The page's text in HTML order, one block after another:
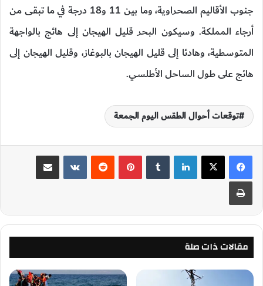
جنوب الأقاليم الصحراوية، وما بين 11 و18 درجة في ما تبقى من
أرجاء المملكة. وسيكون البحر قليل الهيجان إلى هائج بالواجهة
المتوسطية، وهادئا إلى قليل الهيجان بالبوغاز، وقليل الهيجان إلى
هائج على طول الساحل الأطلسي.
توقعات أحوال الطقس اليوم الجمعة
لينكدإن بينتيريست
مقالات ذات صلة